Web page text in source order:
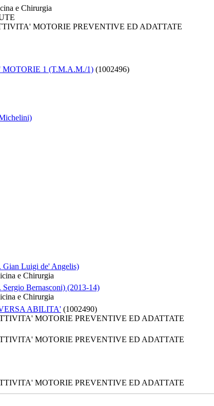
e Chirurgia
MOTORIE PREVENTIVE ED ADATTATE
1 (T.M.A.M./1) (1002496)
Gian Luigi de' Angelis)
e Chirurgia
Sergio Bernasconi) (2013-14)
e Chirurgia
ABILITA' (1002490)
MOTORIE PREVENTIVE ED ADATTATE
MOTORIE PREVENTIVE ED ADATTATE
MOTORIE PREVENTIVE ED ADATTATE